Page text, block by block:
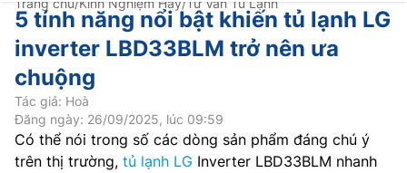
Trang chủ/Kinh Nghiệm Hay/Tư Vấn Tủ Lạnh
5 tính năng nổi bật khiến tủ lạnh LG
inverter LBD33BLM trở nên ưa
chuộng
Tác giả: Hoà
Đăng ngày: 26/09/2025, lúc 09:59
Có thể nói trong số các dòng sản phẩm đáng chú ý
trên thị trường, tủ lạnh LG Inverter LBD33BLM nhanh